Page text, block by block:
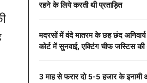
रहने के लिये करती थी प्रताड़ित
मदरसों में वंदे मातरम के छह छंद
कोर्ट में सुनवाई, एक्टिंग चीफ जस्टिस की
3 माह से फरार दो ₹5-5 हजार के इनामी